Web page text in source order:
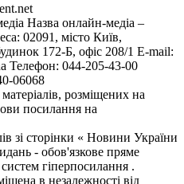
Назва онлайн-медіа –
02091, місто Київ,
172-Б, офіс 208/1 E-mail:
Телефон: 044-205-43-00
06068
розміщених на
посилання на
зі сторінки « Новини України
- обов'язкове пряме
гіперпосилання .
в незалежності від